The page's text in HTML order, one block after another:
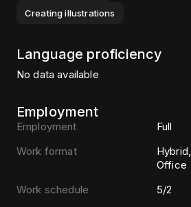
Creating illustrations
Language proficiency
No data available
Employment
Employment
Full
Work format
Hybrid,
Office
Work schedule
5/2